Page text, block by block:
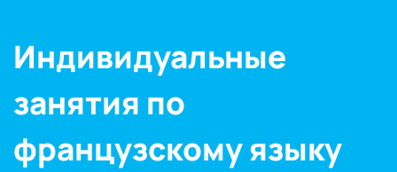
Индивидуальные
занятия по
французскому языку